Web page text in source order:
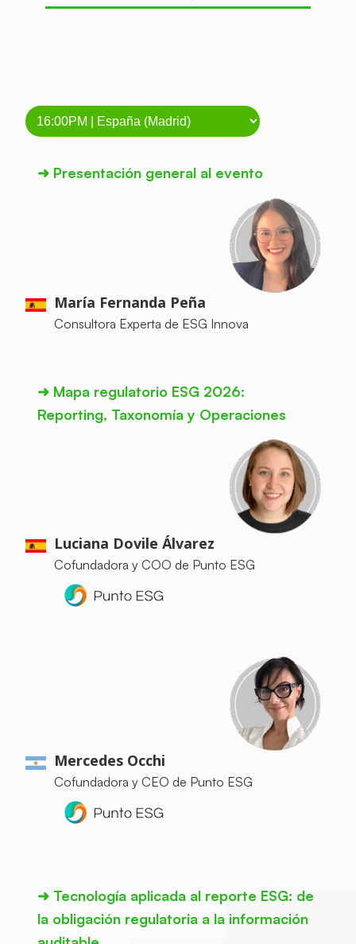
➜ Presentación general al evento
María Fernanda Peña
Consultora Experta de ESG Innova
➜ Mapa regulatorio ESG 2026:
Reporting, Taxonomía y Operaciones
Luciana Dovile Álvarez
Cofundadora y COO de Punto ESG
Mercedes Occhi
Cofundadora y CEO de Punto ESG
➜ Tecnología aplicada al reporte ESG: de
la obligación regulatoria a la información